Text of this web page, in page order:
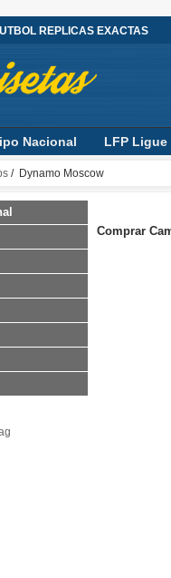
REPLICAS EXACTAS
Nacional LFP Ligue
/ Dynamo Moscow
Comprar